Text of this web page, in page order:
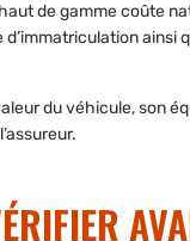
de gamme coûte
d’immatriculationainsi
du véhicule, son